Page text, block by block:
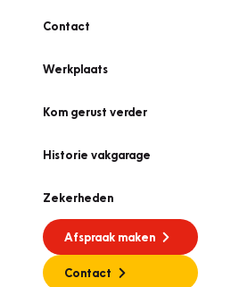
Contact
Werkplaats
Kom gerust verder
Historie vakgarage
Zekerheden
Afspraak maken
Contact